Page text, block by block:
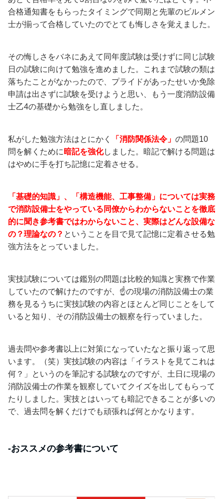
合格通知書をもらったタイミングで同期と先輩のビルメン
士が揃って合格していたのでとても悔しさを覚えました。
その悔しさをバネにあえて同年度試験は受けずに同じ試験
日の試験に向けて勉強を進めました。これまで試験の類は
落ちたことがなかったので、プライドがあったせいか免除
申請は出さずに試験を受けようと思い、もう一度消防設備
士乙4の基礎から勉強をし直しました。
私がした勉強方法はとにかく 「消防関係法令」 の問題10
問を解くために 暗記を強化しました。暗記で解ける問題は
はやめに手を打ち記憶に定着させる。
「基礎的知識」、「構造機能、工事整備」については実務
で消防設備士をやっている同僚からわからないことを徹底
的に聞き参考書ではわからないこと、実際はどんな設備な
の？理論なの？ ということを目で見て記憶に定着させる勉
強方法をとっていました。
実技試験については鑑別の問題は比較的知識と実務で作業
していたので解けたのですが、☝の現場の消防設備士の業
務を見るうちに実技試験の内容とほとんど同じことをして
いると知り、その消防設備士の観察を行っていました。
過去問や参考書以上に対策になっていたなと振り返って思
います。（笑）実技試験の内容は「イラストを見てこれは
何？」というのを筆記する試験なのですが、土日に現場の
消防設備士の作業を観察していてクイズを出してもらって
たりしました。実技とはいっても暗記できることが多いの
で、過去問を解くだけでも頑張れば何とかなります。
-おススメの参考書について